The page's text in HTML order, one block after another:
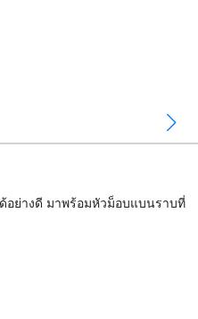
อย่างดี มาพร้อมหัวม็อบแบนราบที่